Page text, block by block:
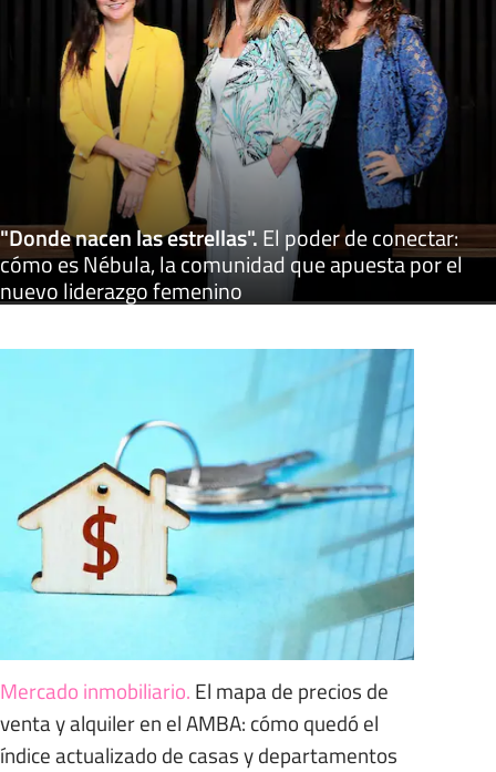
"Donde nacen las estrellas".El poder de conectar:
cómo es Nébula, la comunidad que apuesta por el
nuevo liderazgo femenino
Mercado inmobiliario. El mapa de precios de
venta y alquiler en el AMBA: cómo quedó el
índice actualizado de casas y departamentos